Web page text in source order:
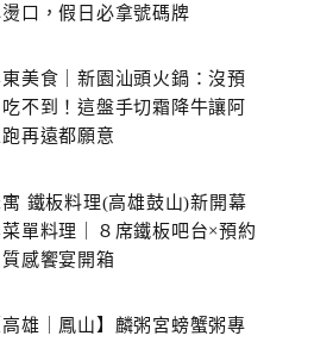
口，假日必拿號碼牌
美食｜新園汕頭火鍋：沒預
不到！這盤手切霜降牛讓阿
再遠都願意
鐵板料理(高雄鼓山)新開幕
單料理｜８席鐵板吧台×預約
感饗宴開箱
高雄｜鳳山】麟粥宮螃蟹粥專